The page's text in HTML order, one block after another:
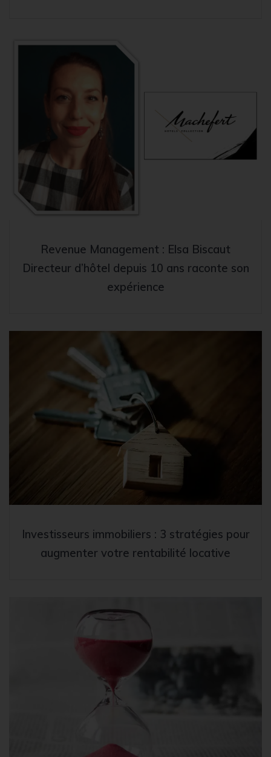
Revenue Management : Elsa Biscaut
Directeur d’hôtel depuis 10 ans raconte son
expérience
Investisseurs immobiliers : 3 stratégies pour
augmenter votre rentabilité locative